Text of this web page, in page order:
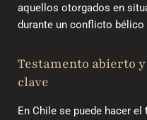
aquellos otorgados en
durante un conflicto bélico
Testamento abierto
clave
En Chile se puede hacer el